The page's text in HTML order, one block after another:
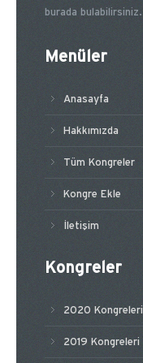
burada bulabilirsiniz.
Menüler
Anasayfa
Hakkımızda
Tüm Kongreler
Kongre Ekle
İletişim
Kongreler
2020 Kongreleri
2019 Kongreleri